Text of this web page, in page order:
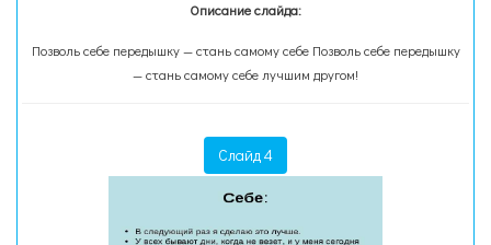
Описание слайда:
Позволь себе передышку — стань самому себе Позволь себе передышку
— стань самому себе лучшим другом!
Слайд 4